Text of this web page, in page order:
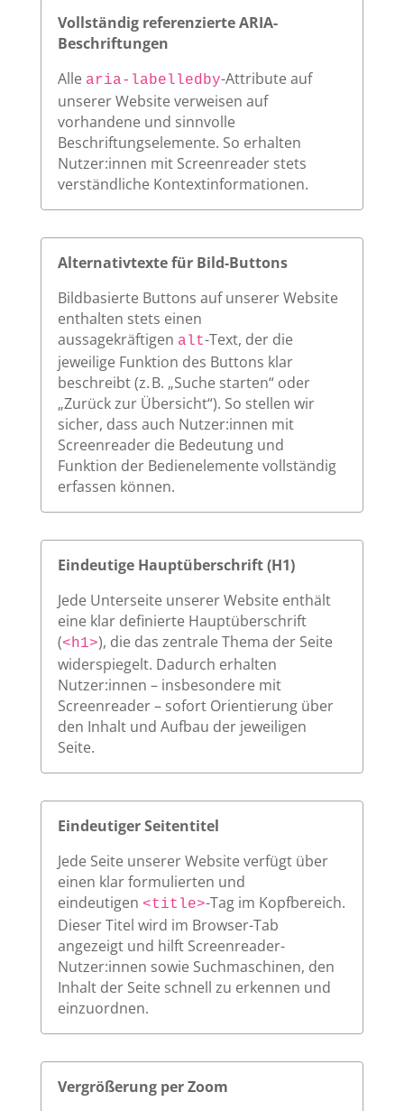
Vollständig referenzierte ARIA-
Beschriftungen
Alle aria-labelledby-Attribute auf
unserer Website verweisen auf
vorhandene und sinnvolle
Beschriftungselemente. So erhalten
Nutzer:innen mit Screenreader stets
verständliche Kontextinformationen.
Alternativtexte für Bild-Buttons
Bildbasierte Buttons auf unserer Website
enthalten stets einen
aussagekräftigen alt-Text, der die
jeweilige Funktion des Buttons klar
beschreibt (z. B. „Suche starten“ oder
„Zurück zur Übersicht“). So stellen wir
sicher, dass auch Nutzer:innen mit
Screenreader die Bedeutung und
Funktion der Bedienelemente vollständig
erfassen können.
Eindeutige Hauptüberschrift (H1)
Jede Unterseite unserer Website enthält
eine klar definierte Hauptüberschrift
(<h1>), die das zentrale Thema der Seite
widerspiegelt. Dadurch erhalten
Nutzer:innen – insbesondere mit
Screenreader – sofort Orientierung über
den Inhalt und Aufbau der jeweiligen
Seite.
Eindeutiger Seitentitel
Jede Seite unserer Website verfügt über
einen klar formulierten und
eindeutigen <title>-Tag im Kopfbereich.
Dieser Titel wird im Browser-Tab
angezeigt und hilft Screenreader-
Nutzer:innen sowie Suchmaschinen, den
Inhalt der Seite schnell zu erkennen und
einzuordnen.
Vergrößerung per Zoom